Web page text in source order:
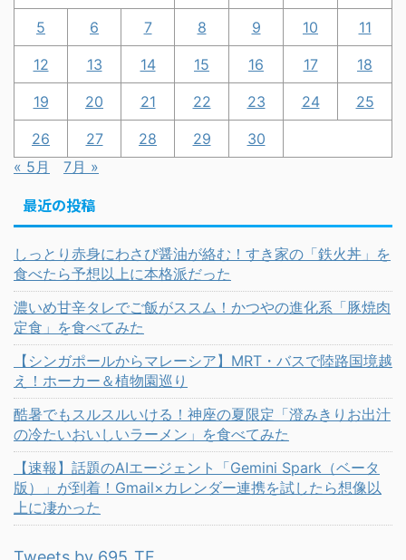
5 6 7 8 9 10 11
12 13 14 15 16 17 18
19 20 21 22 23 24 25
26 27 28 29
30
« 5月
7月 »
最近の投稿
しっとり赤身にわさび醤油が絡む！すき家の「鉄火丼」を
食べたら予想以上に本格派だった
濃いめ甘辛タレでご飯がススム！かつやの進化系「豚焼肉
定食」を食べてみた
【シンガポールからマレーシア】MRT・バスで陸路国境越
え！ホーカー＆植物園巡り
酷暑でもスルスルいける！神座の夏限定「澄みきりお出汁
の冷たいおいしいラーメン」を食べてみた
【速報】話題のAIエージェント「Gemini Spark（ベータ
版）」が到着！Gmail×カレンダー連携を試したら想像以
上に凄かった